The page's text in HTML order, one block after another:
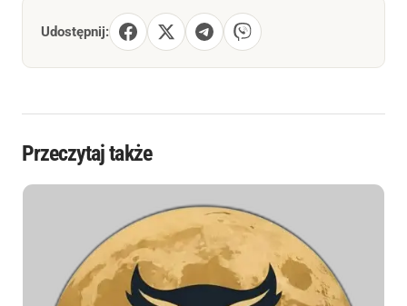
Udostępnij:
Przeczytaj także